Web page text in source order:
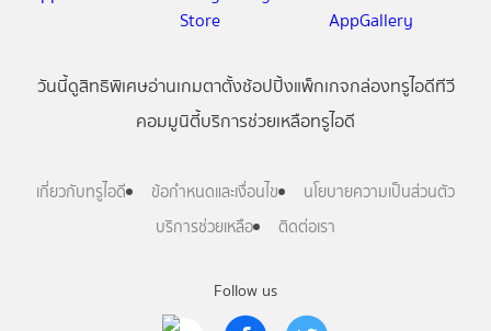
Follow us
วันนี้ดูสิทธิพิเศษอ่านเกมตาตั้งช้อปปิ้งแพ็กเกจกล่องทรูไอดีทีวี
คอมมูนิตี้บริการช่วยเหลือทรูไอดี
เกี่ยวกับทรูไอดี ข้อกำหนดและเงื่อนไข
นโยบายความเป็นส่วนตัว
บริการช่วยเหลือ
ติดต่อเรา